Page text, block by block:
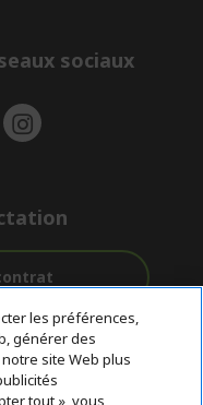
e
sociaux
Paiement
Sécurisé
les préférences,
générer des
site Web plus
tout », vous